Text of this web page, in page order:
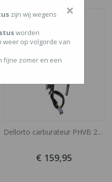
Dellorto carburateur PHVB 20.5 ED Piaggio
€ 159,95
×
zijn wij wegens
worden
weer op volgorde van
fijne zomer en een